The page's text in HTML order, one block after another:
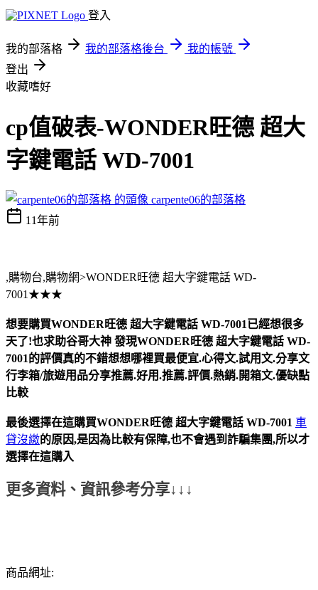
登入
我的部落格 我的部落格後台
我的帳號
登出
收藏嗜好
cp值破表-WONDER旺德 超大
字鍵電話 WD-7001
carpente06的部落格
11年前
,購物台,購物網>WONDER旺德 超大字鍵電話 WD-
7001★★★
想要購買WONDER旺德 超大字鍵電話 WD-7001已經想很多
天了!也求助谷哥大神 發現WONDER旺德 超大字鍵電話 WD-
7001的評價真的不錯想想哪裡買最便宜.心得文.試用文.分享文
行李箱/旅遊用品分享推薦.好用.推薦.評價.熱銷.開箱文.優缺點
比較
最後選擇在這購買WONDER旺德 超大字鍵電話 WD-7001 車
貸沒繳的原因,是因為比較有保障,也不會遇到詐騙集團,所以才
選擇在這購入
更多資料、資訊參考分享↓↓↓
商品網址: